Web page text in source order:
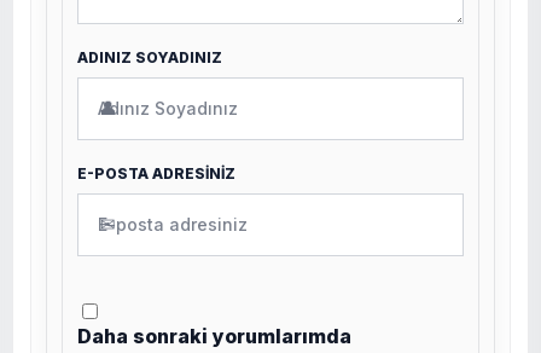
ADINIZ SOYADINIZ
👤
E-POSTA ADRESİNİZ
✉
Daha sonraki yorumlarımda